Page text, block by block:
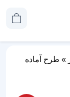
» طرح آماده